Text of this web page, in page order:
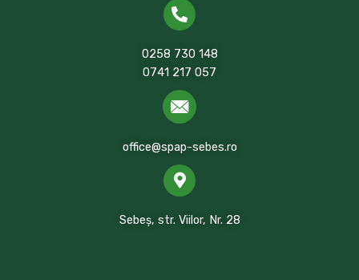
0258 730 148
0741 217 057
office@spap-sebes.ro
Sebeș, str. Viilor, Nr. 28